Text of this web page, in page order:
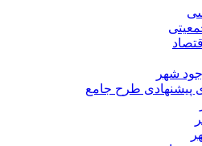
شهر
پیشنهادی طرح جامع